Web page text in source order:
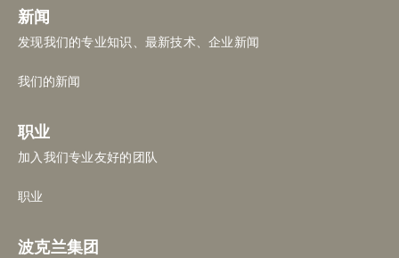
新闻
发现我们的专业知识、最新技术、企业新闻
我们的新闻
职业
加入我们专业友好的团队
职业
波克兰集团